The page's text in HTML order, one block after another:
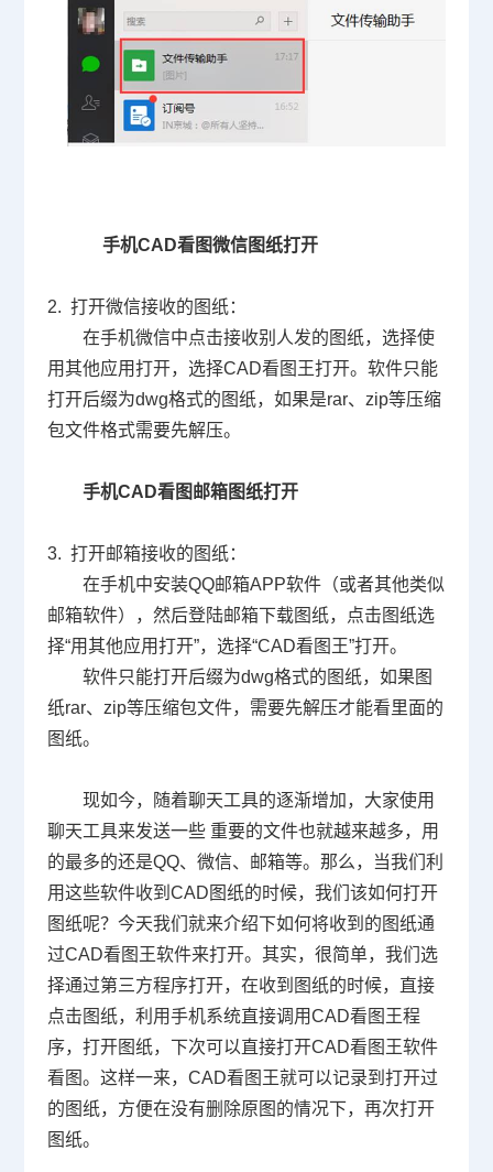
手机CAD看图微信图纸打开
2. 打开微信接收的图纸：
在手机微信中点击接收别人发的图纸，选择使
用其他应用打开，选择CAD看图王打开。软件只能
打开后缀为dwg格式的图纸，如果是rar、 zip等压缩
包文件格式需要先解压。
手机CAD看图邮箱图纸打开
3. 打开邮箱接收的图纸：
在手机中安装QQ邮箱APP软件（或者其他类似
邮箱软件），然后登陆邮箱下载图纸，点击图纸选
择“用其他应用打开”，选择“CAD看图王”打开。
软件只能打开后缀为dwg格式的图纸，如果图
纸rar、 zip等压缩包文件，需要先解压才能看里面的
图纸。
现如今，随着聊天工具的逐渐增加，大家使用
聊天工具来发送一些 重要的文件也就越来越多，用
的最多的还是QQ、微信、邮箱等。那么，当我们利
用这些软件收到CAD图纸的时候，我们该如何打开
图纸呢？今天我们就来介绍下如何将收到的图纸通
过CAD看图王软件来打开。其实，很简单，我们选
择通过第三方程序打开，在收到图纸的时候，直接
点击图纸，利用手机系统直接调用CAD看图王程
序，打开图纸，下次可以直接打开CAD看图王软件
看图。 这样一来，CAD看图王就可以记录到打开过
的图纸，方便在没有删除原图的情况下，再次打开
图纸。